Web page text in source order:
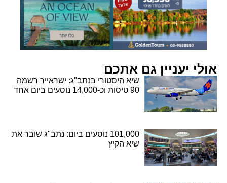
אולי יעניין גם אתכם
שיא היסטורי בנתב"ג: ישראייר רשמה
90 טיסות וכ-14,000 נוסעים ביום אחד
101,000 נוסעים ביום: נתב"ג שובר את
שיא הקיץ